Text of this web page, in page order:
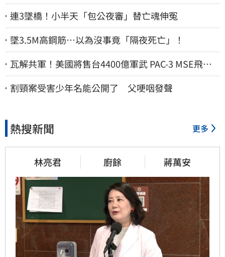
連3墜橋！小半天「包公夜審」替亡魂伸冤
墜3.5M高鋼筋…以為沒事竟「隔夜死亡」！
瓦解共軍！美國將售台4400億軍武 PAC-3 MSE飛彈
戰力曝
割頸案受害少年名能公開了 父哽咽發聲
熱搜新聞 更多
林亮君 廚餘 蔣萬安